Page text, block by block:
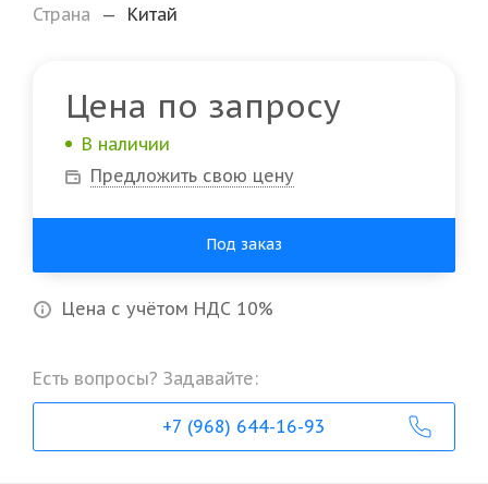
Страна
— Китай
Цена по запросу
В наличии
Предложить свою цену
Под заказ
Цена с учётом НДС 10%
Есть вопросы? Задавайте:
+7 (968) 644-16-93